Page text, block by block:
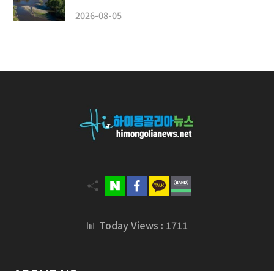
2026-08-05
📊 Today Views : 1711